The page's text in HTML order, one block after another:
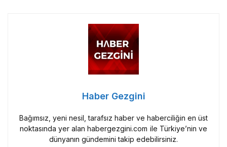
Haber Gezgini
Bağımsız, yeni nesil, tarafsız haber ve haberciliğin en üst
noktasında yer alan habergezgini.com ile Türkiye’nin ve
dünyanın gündemini takip edebilirsiniz.